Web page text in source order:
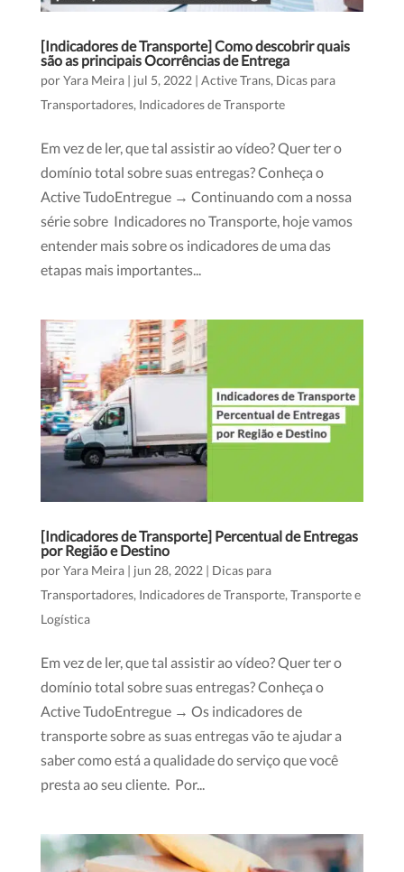
[Indicadores de Transporte] Como descobrir quais
são as principais Ocorrências de Entrega
porYara Meira| jul 5, 2022| Active Trans, Dicas para
Transportadores, Indicadores de Transporte
Em vez de ler, que tal assistir ao vídeo? Quer ter o
domínio total sobre suas entregas? Conheça o
Active TudoEntregue → Continuando com a nossa
série sobre Indicadores no Transporte, hoje vamos
entender mais sobre os indicadores de uma das
etapas mais importantes...
[Indicadores de Transporte] Percentual de Entregas
por Região e Destino
porYara Meira| jun 28, 2022| Dicas para
Transportadores, Indicadores de Transporte, Transporte e
Logística
Em vez de ler, que tal assistir ao vídeo? Quer ter o
domínio total sobre suas entregas? Conheça o
Active TudoEntregue → Os indicadores de
transporte sobre as suas entregas vão te ajudar a
saber como está a qualidade do serviço que você
presta ao seu cliente. Por...